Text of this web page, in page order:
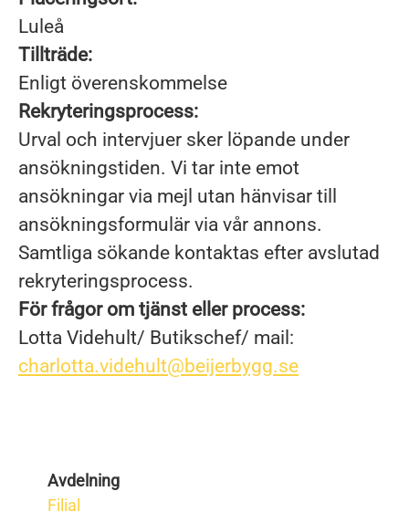
Luleå
Tillträde:
Enligt överenskommelse
Rekryteringsprocess:
Urval och intervjuer sker löpande under
ansökningstiden. Vi tar inte emot
ansökningar via mejl utan hänvisar till
ansökningsformulär via vår annons.
Samtliga sökande kontaktas efter avslutad
rekryteringsprocess.
För frågor om tjänst eller process:
Lotta Videhult/ Butikschef/ mail:
charlotta.videhult@beijerbygg.se
Avdelning
Filial